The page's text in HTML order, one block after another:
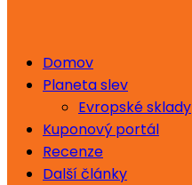
Domov
Planeta slev
Evropské sklady
Kuponový portál
Recenze
Další články